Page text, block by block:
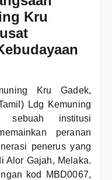
Kru
Kru Gadek,
Ldg Kemuning
sebuah institusi
peranan
penerus yang
Alor Gajah, Melaka.
kod MBD0067,